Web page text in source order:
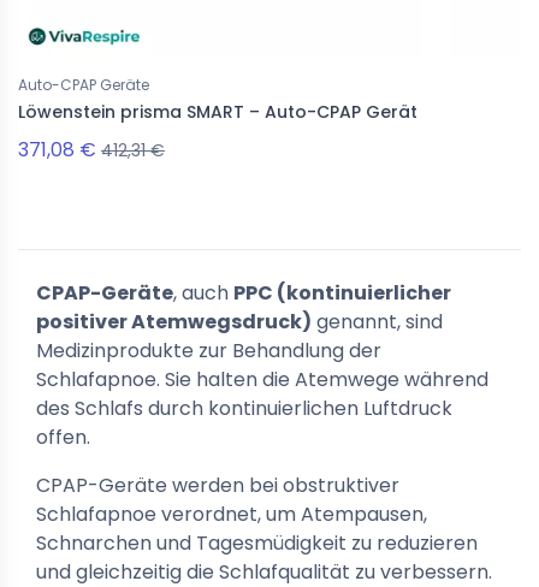
Auto-CPAP Geräte
Löwenstein prisma SMART – Auto-CPAP Gerät
371,08 € 412,31 €
CPAP-Geräte, auch PPC (kontinuierlicher
positiver Atemwegsdruck) genannt, sind
Medizinprodukte zur Behandlung der
Schlafapnoe. Sie halten die Atemwege während
des Schlafs durch kontinuierlichen Luftdruck
offen.
CPAP-Geräte werden bei obstruktiver
Schlafapnoe verordnet, um Atempausen,
Schnarchen und Tagesmüdigkeit zu reduzieren
und gleichzeitig die Schlafqualität zu verbessern.